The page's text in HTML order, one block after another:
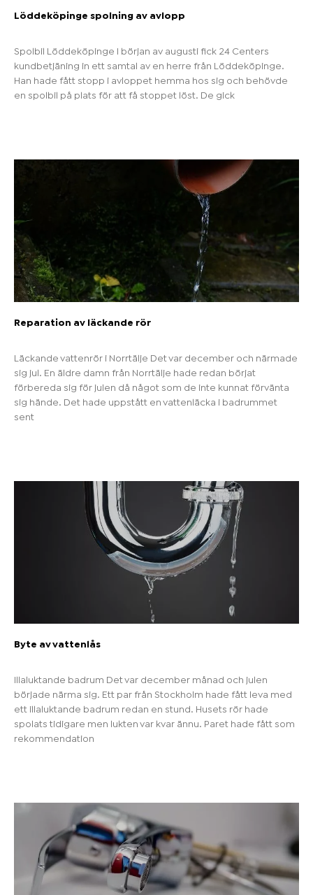
Löddeköpinge spolning av avlopp
Spolbil Löddeköpinge I början av augusti fick 24 Centers
kundbetjäning in ett samtal av en herre från Löddeköpinge.
Han hade fått stopp i avloppet hemma hos sig och behövde
en spolbil på plats för att få stoppet löst. De gick
Reparation av läckande rör
Läckande vattenrör i Norrtälje Det var december och närmade
sig jul. En äldre damn från Norrtälje hade redan börjat
förbereda sig för julen då något som de inte kunnat förvänta
sig hände. Det hade uppstått en vattenläcka i badrummet
sent
Byte av vattenlås
Illaluktande badrum Det var december månad och julen
började närma sig. Ett par från Stockholm hade fått leva med
ett illaluktande badrum redan en stund. Husets rör hade
spolats tidigare men lukten var kvar ännu. Paret hade fått som
rekommendation